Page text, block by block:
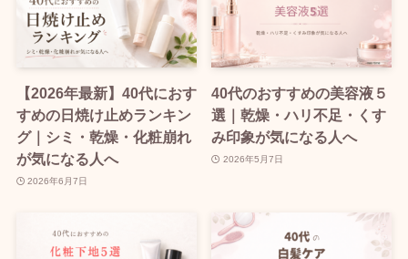
【2026年最新】40代におす
すめの日焼け止めランキン
グ｜シミ・乾燥・化粧崩れ
が気になる人へ
2026年6月7日
40代のおすすめの美容液５
選｜乾燥・ハリ不足・くす
み印象が気になる人へ
2026年5月7日